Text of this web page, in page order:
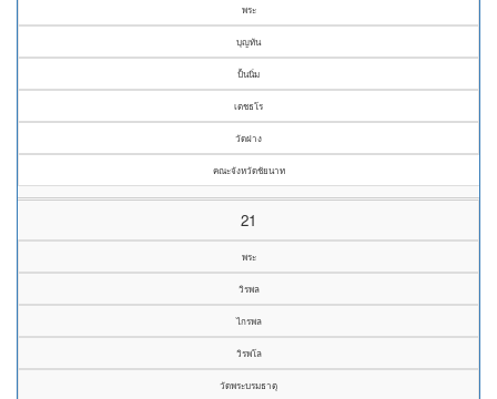
พระ
บุญทัน
ปั้นนิ่ม
เตชธโร
วัดฝาง
คณะจังหวัดชัยนาท
21
พระ
วิรพล
ไกรพล
วิรพโล
วัดพระบรมธาตุ